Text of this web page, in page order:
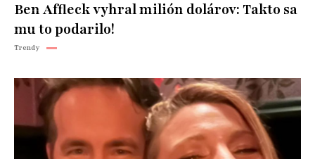
Ben Affleck vyhral milión dolárov: Takto sa
mu to podarilo!
Trendy